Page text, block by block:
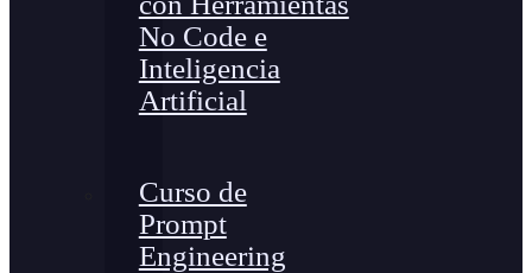
No Code e
Inteligencia
Artificial
Curso de
Prompt
Engineering